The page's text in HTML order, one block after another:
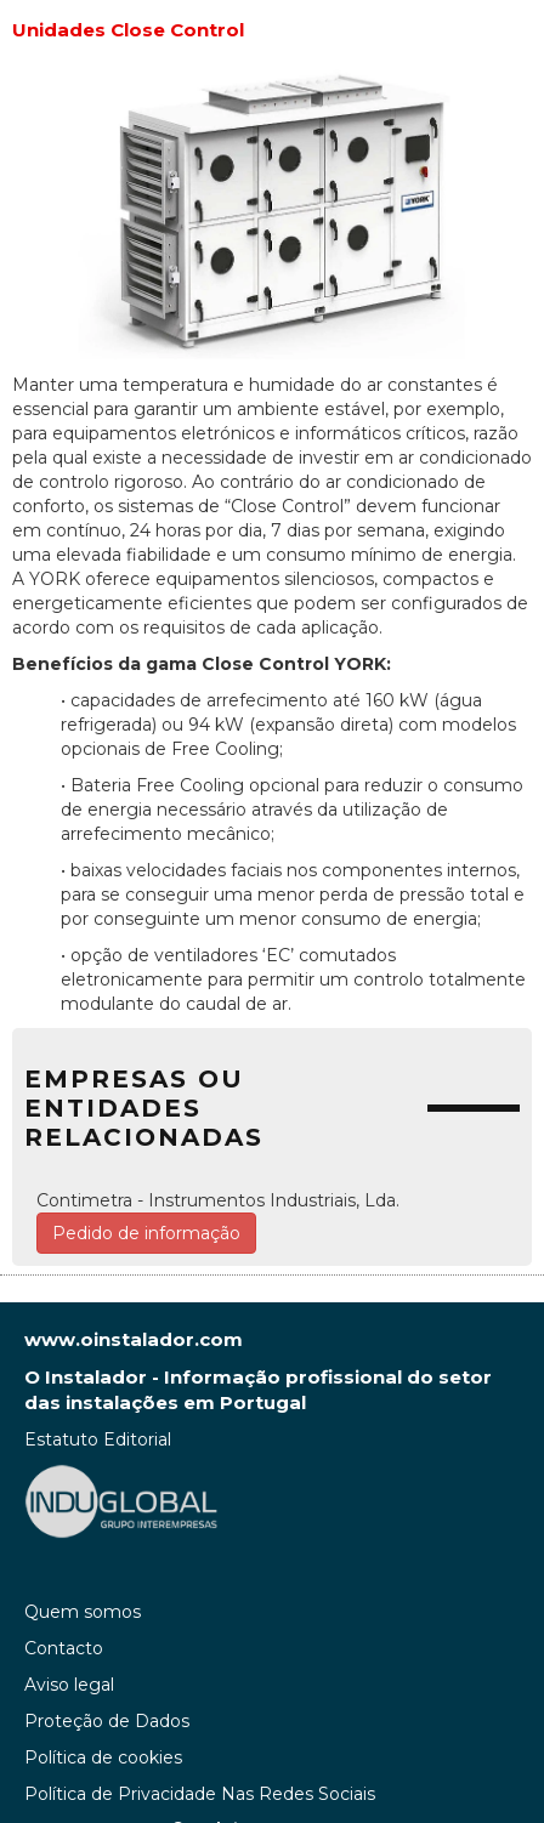
Unidades Close Control
Manter uma temperatura e humidade do ar constantes é
essencial para garantir um ambiente estável, por exemplo,
para equipamentos eletrónicos e informáticos críticos, razão
pela qual existe a necessidade de investir em ar condicionado
de controlo rigoroso. Ao contrário do ar condicionado de
conforto, os sistemas de “Close Control” devem funcionar
em contínuo, 24 horas por dia, 7 dias por semana, exigindo
uma elevada fiabilidade e um consumo mínimo de energia.
A YORK oferece equipamentos silenciosos, compactos e
energeticamente eficientes que podem ser configurados de
acordo com os requisitos de cada aplicação.
Benefícios da gama Close Control YORK:
• capacidades de arrefecimento até 160 kW (água
refrigerada) ou 94 kW (expansão direta) com modelos
opcionais de Free Cooling;
• Bateria Free Cooling opcional para reduzir o consumo
de energia necessário através da utilização de
arrefecimento mecânico;
• baixas velocidades faciais nos componentes internos,
para se conseguir uma menor perda de pressão total e
por conseguinte um menor consumo de energia;
• opção de ventiladores ‘EC’ comutados
eletronicamente para permitir um controlo totalmente
modulante do caudal de ar.
EMPRESAS OU
ENTIDADES
RELACIONADAS
Contimetra - Instrumentos Industriais, Lda.
Pedido de informação
www.oinstalador.com
O Instalador - Informação profissional do setor
das instalações em Portugal
Estatuto Editorial
Quem somos
Contacto
Aviso legal
Proteção de Dados
Política de cookies
Política de Privacidade Nas Redes Sociais